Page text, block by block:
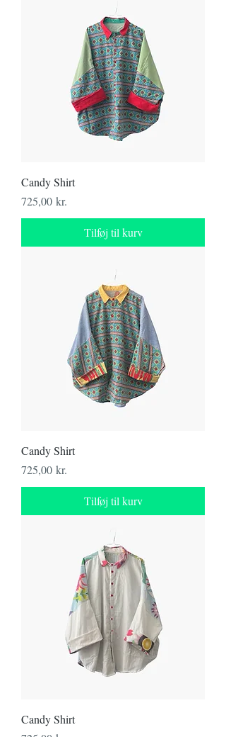
Candy Shirt
Pris
725,00 kr.
Tilføj til kurv
Candy Shirt
Pris
725,00 kr.
Tilføj til kurv
Candy Shirt